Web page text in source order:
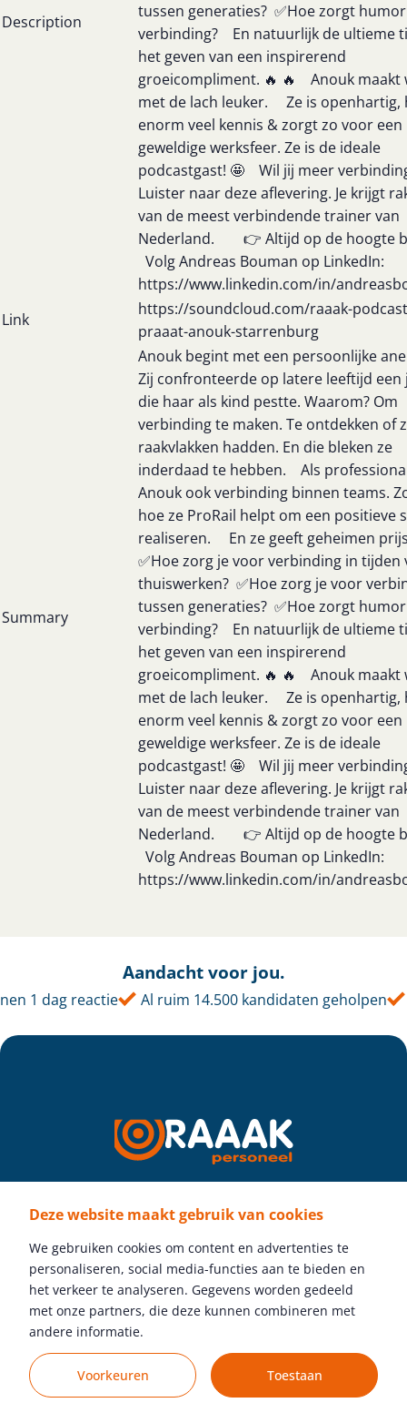
Deze website maakt gebruik van cookies
We gebruiken cookies om content en advertenties te
personaliseren, social media-functies aan te bieden en
het verkeer te analyseren. Gegevens worden gedeeld
met onze partners, die deze kunnen combineren met
andere informatie.
Voorkeuren Toestaan
Description
tussen generaties? ✅Hoe zorgt
verbinding? En natuurlijk de ultieme
het geven van een inspirerend
groeicompliment. 🔥 🔥 Anouk maakt
met de lach leuker. Ze is openhartig,
enorm veel kennis & zorgt zo voor een
geweldige werksfeer. Ze is de ideale
podcastgast! 🤩 Wil jij meer
Luister naar deze aflevering. Je krijgt
van de meest verbindende trainer van
Nederland. 👉 Altijd op de hoogte
Volg Andreas Bouman op LinkedIn:
https://www.linkedin.com/in/
Link
https://soundcloud.com/raaak-
praaat-anouk-starrenburg
Summary
Anouk begint met een persoonlijke
Zij confronteerde op latere leeftijd een
die haar als kind pestte. Waarom? Om
verbinding te maken. Te ontdekken of
raakvlakken hadden. En die bleken ze
inderdaad te hebben. Als
Anouk ook verbinding binnen teams.
hoe ze ProRail helpt om een positieve
realiseren. En ze geeft geheimen
✅Hoe zorg je voor verbinding in tijden
thuiswerken? ✅Hoe zorg je voor
tussen generaties? ✅Hoe zorgt
verbinding? En natuurlijk de ultieme
het geven van een inspirerend
groeicompliment. 🔥 🔥 Anouk maakt
met de lach leuker. Ze is openhartig,
enorm veel kennis & zorgt zo voor een
geweldige werksfeer. Ze is de ideale
podcastgast! 🤩 Wil jij meer
Luister naar deze aflevering. Je krijgt
van de meest verbindende trainer van
Nederland. 👉 Altijd op de hoogte
Volg Andreas Bouman op LinkedIn:
https://www.linkedin.com/in/
Aandacht voor jou.
1 dag reactie Al ruim 14.500 kandidaten geholpen
Volg ons
Gratis vacature plaatsen
© Raaak Personeel